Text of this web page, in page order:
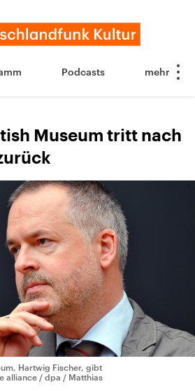
Podcasts
Museum tritt nach
Hartwig Fischer, gibt
alliance / dpa / Matthias